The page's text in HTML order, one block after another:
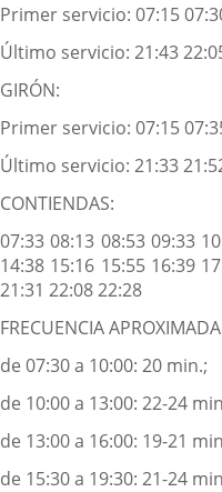
Primer servicio: 07:15
Último servicio: 21:43
GIRÓN:
Primer servicio: 07:15
Último servicio: 21:33
CONTIENDAS:
07:33 08:13 08:53 09:33
14:38 15:16 15:55 16:39
21:31 22:08 22:28
FRECUENCIA
de 07:30 a 10:00: 20 min.;
de 10:00 a 13:00: 22-24
de 13:00 a 16:00: 19-21
de 15:30 a 19:30: 21-24